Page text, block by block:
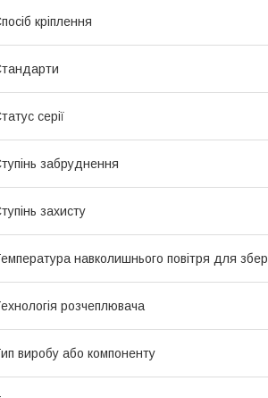
кріплення
серії
забруднення
захисту
навколишнього повітря для збер
розчеплювача
виробу або компоненту